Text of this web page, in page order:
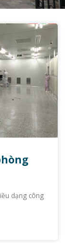
dạng công